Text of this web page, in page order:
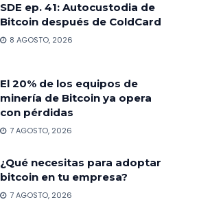
SDE ep. 41: Autocustodia de
Bitcoin después de ColdCard
8 AGOSTO, 2026
El 20% de los equipos de
minería de Bitcoin ya opera
con pérdidas
7 AGOSTO, 2026
¿Qué necesitas para adoptar
bitcoin en tu empresa?
7 AGOSTO, 2026